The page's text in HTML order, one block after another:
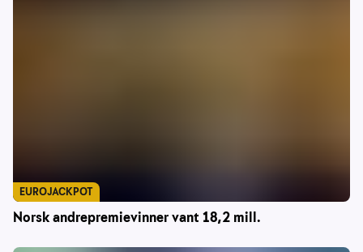
Norsk andrepremievinner vant 18,2 mill.
EUROJACKPOT